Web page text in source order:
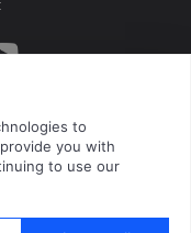
EA, IAF, ILAC